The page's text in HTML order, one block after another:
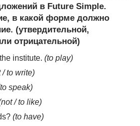
в Future Simple.
в какой форме должно
(утвердительной,
отрицательной)
institute. (to play)
/ to write)
speak)
/ to like)
(to have)